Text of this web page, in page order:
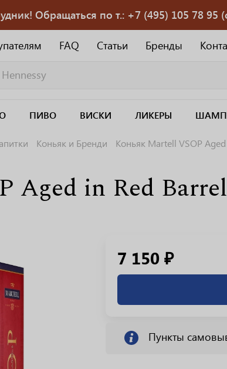
Обращаться по т.: +7 (495) 105 78
FAQ Статьи Бренды
ПИВО ВИСКИ ЛИКЕРЫ
Коньяк и Бренди Коньяк Martell VSOP
in Red
7 150 ₽
Пункты